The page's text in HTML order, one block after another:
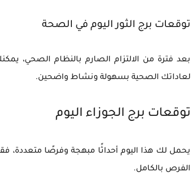
توقعات برج الثور اليوم في الصحة
بعد فترة من الالتزام الصارم بالنظام الصحي،
لعاداتك الصحية بسهولة ونشاط واضحين.
توقعات برج الجوزاء اليوم
يحمل لك هذا اليوم أحداثًا مبهجة وفرصًا
الفرص بالكامل.